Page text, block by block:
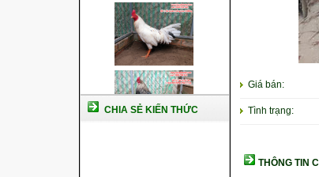
CHIA SẺ KIẾN THỨC
Giá bán:
Tình trạng:
THÔNG TIN